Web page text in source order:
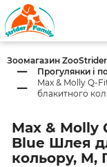
Зоомагазин ZooStrider
Прогулянки і
Max & Molly Q-
блакитного
Max & Molly
Blue Шлея
кольору, M,